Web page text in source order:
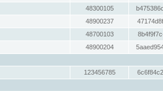
48300105
48900237
48700103
48900204
123456785